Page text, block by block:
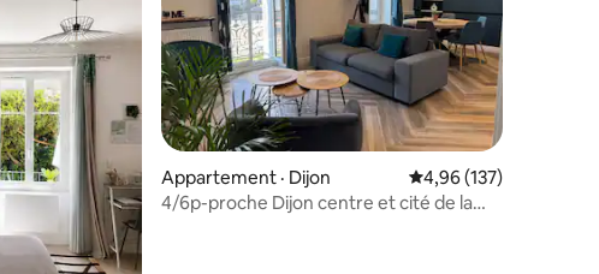
Appartement · Dijon Note moyenne de
4,96 (137)
4/6p-proche Dijon centre et cité de la